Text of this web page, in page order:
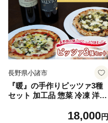
長野県小諸市
『暖』の手作りピッツァ3種
セット 加工品 惣菜 冷凍 洋食
短 便利 マルゲリータ クリー
18,000円